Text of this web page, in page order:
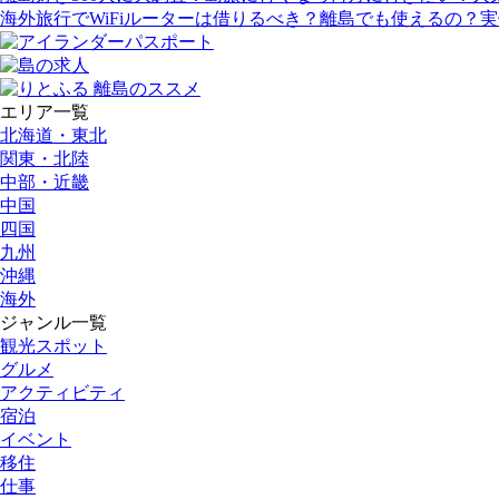
海外旅行でWiFiルーターは借りるべき？離島でも使えるの？実
エリア一覧
北海道・東北
関東・北陸
中部・近畿
中国
四国
九州
沖縄
海外
ジャンル一覧
観光スポット
グルメ
アクティビティ
宿泊
イベント
移住
仕事